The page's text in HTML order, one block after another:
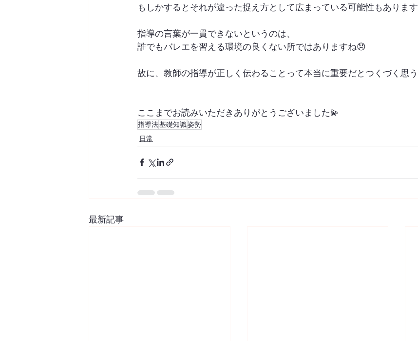
もしかするとそれが違った捉え方として広まっている可能性もありま
指導の言葉が一貫できないというのは、
誰でもバレエを習える環境の良くない所ではありますね😞
故に、教師の指導が正しく伝わることって本当に重要だとつくづく思
ここまでお読みいただきありがとうございました💫
指導法基礎知識姿勢
日常
最新記事